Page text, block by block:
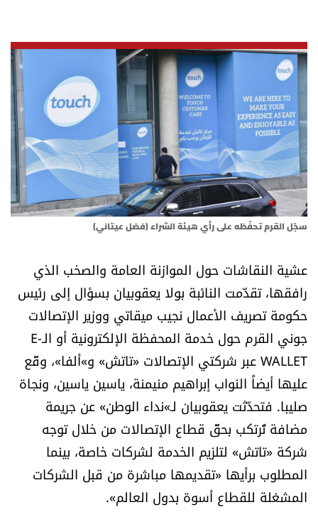
محليات
أسرار
متفرقات
نداء القرّاء
خاص الموقع
تحت المجهر
آراء
اقتصاد
العالم
الصحافة الإسرائيلية
ثقافة وفنون
سجّل القرم تحفّظه على رأي هيئة الشراء (فضل عيتاني)
عشية النقاشات حول الموازنة العامة والصخب الذي
رافقها، تقدّمت النائبة بولا يعقوبيان بسؤال إلى رئيس
حكومة تصريف الأعمال نجيب ميقاتي ووزير الإتصالات
جوني القرم حول خدمة المحفظة الإلكترونية أو الـE-
WALLET عبر شركتي الإتصالات «تاتش» و»ألفا»، وقّع
عليها أيضاً النواب إبراهيم منيمنة، ياسين ياسين، ونجاة
صليبا. فتحدّثت يعقوبيان لـ»نداء الوطن» عن جريمة
مضافة تُرتكب بحقّ قطاع الإتصالات من خلال توجه
شركة «تاتش» لتلزيم الخدمة لشركات خاصة، بينما
المطلوب برأيها «تقديمها مباشرة من قبل الشركات
المشغلة للقطاع أسوة بدول العالم».